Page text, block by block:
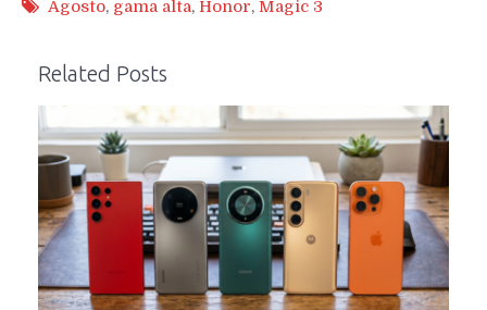
Agosto, gama alta, Honor, Magic 3
Related Posts